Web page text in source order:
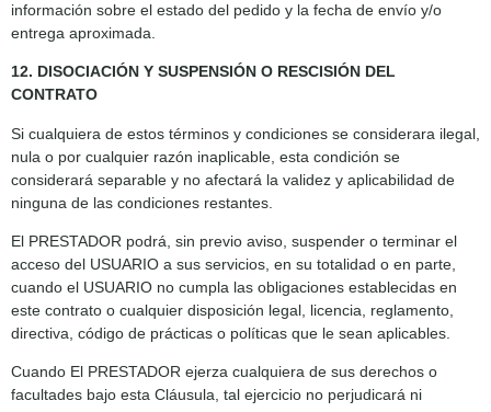
información sobre el estado del pedido y la fecha de envío y/o
entrega aproximada.
12. DISOCIACIÓN Y SUSPENSIÓN O RESCISIÓN DEL
CONTRATO
Si cualquiera de estos términos y condiciones se considerara ilegal,
nula o por cualquier razón inaplicable, esta condición se
considerará separable y no afectará la validez y aplicabilidad de
ninguna de las condiciones restantes.
El PRESTADOR podrá, sin previo aviso, suspender o terminar el
acceso del USUARIO a sus servicios, en su totalidad o en parte,
cuando el USUARIO no cumpla las obligaciones establecidas en
este contrato o cualquier disposición legal, licencia, reglamento,
directiva, código de prácticas o políticas que le sean aplicables.
Cuando El PRESTADOR ejerza cualquiera de sus derechos o
facultades bajo esta Cláusula, tal ejercicio no perjudicará ni